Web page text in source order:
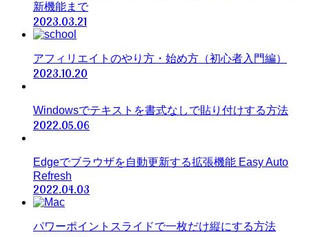
新機能まで
2023.03.21
アフィリエイトのやり方・始め方（初心者入門編）
2023.10.20
Windowsでテキストを書式なしで貼り付けする方法
2022.05.06
Edgeでブラウザを自動更新する拡張機能 Easy Auto
Refresh
2022.04.03
パワーポイントスライドで一枚だけ縦にする方法